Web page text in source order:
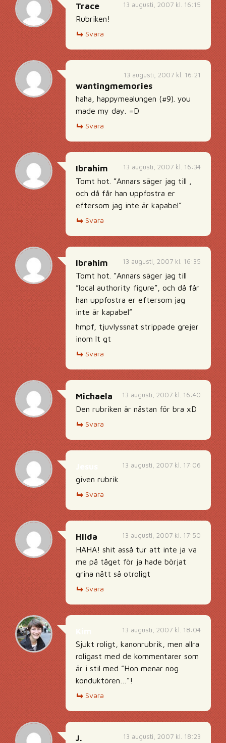
13 augusti, 2007 kl. 16:15
Trace
Rubriken!
Svara
13 augusti, 2007 kl. 16:21
wantingmemories
haha, happymealungen (#9). you
made my day. =D
Svara
13 augusti, 2007 kl. 16:34
Ibrahim
Tomt hot. ”Annars säger jag till ,
och då får han uppfostra er
eftersom jag inte är kapabel”
Svara
13 augusti, 2007 kl. 16:35
Ibrahim
Tomt hot. ”Annars säger jag till
”local authority figure”, och då får
han uppfostra er eftersom jag
inte är kapabel”
hmpf, tjuvlyssnat strippade grejer
inom lt gt
Svara
13 augusti, 2007 kl. 16:40
Michaela
Den rubriken är nästan för bra xD
Svara
13 augusti, 2007 kl. 17:06
given rubrik
Svara
13 augusti, 2007 kl. 17:50
Hilda
HAHA! shit asså tur att inte ja va
me på tåget för ja hade börjat
grina nått så otroligt
Svara
13 augusti, 2007 kl. 18:04
Sjukt roligt, kanonrubrik, men allra
roligast med de kommentarer som
är i stil med ”Hon menar nog
konduktören…”!
Svara
13 augusti, 2007 kl. 18:23
J.